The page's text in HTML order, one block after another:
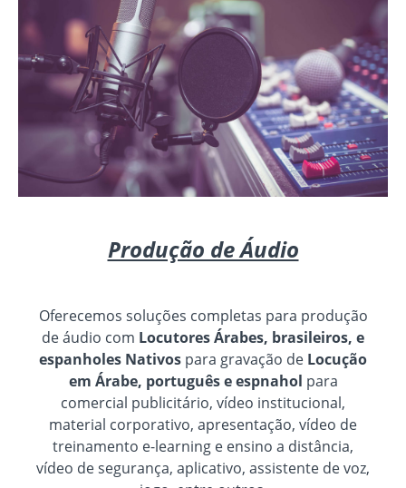
Produção de Áudio
Oferecemos soluções completas para produção
de áudio com Locutores Árabes, brasileiros, e
espanholes Nativos para gravação de Locução
em Árabe, português e espnahol para
comercial publicitário, vídeo institucional,
material corporativo, apresentação, vídeo de
treinamento e-learning e ensino a distância,
vídeo de segurança, aplicativo, assistente de voz,